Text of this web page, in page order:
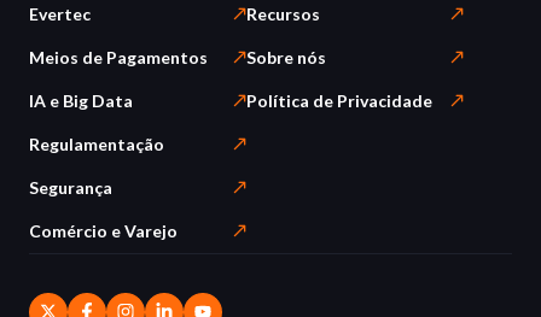
Evertec
Meios de Pagamentos
IA e Big Data
Regulamentação
Segurança
Comércio e Varejo
Recursos
Sobre nós
Política de Privacidade